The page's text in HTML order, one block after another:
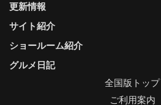
更新情報
サイト紹介
ショールーム紹介
グルメ日記
全国版トップ
ご利用案内